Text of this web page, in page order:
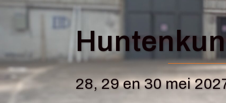
28, 29 en 30 mei